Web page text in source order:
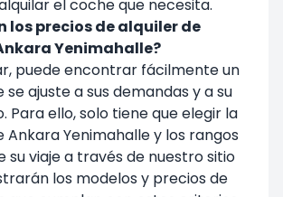
el coche que necesita.
los precios de alquiler de
Yenimahalle?
puede encontrar fácilmente un
se ajuste a sus demandas y a su
Para ello, solo tiene que elegir la
Ankara Yenimahalle y los rangos
su viaje a través de nuestro sitio
los modelos y precios de